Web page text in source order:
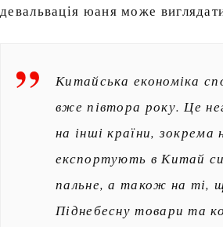
девальвація юаня може
Китайська економіка
вже півтора року. Це
на інші країни, зокрема
експортують в Китай
пальне, а також на ті,
Піднебесну товари та